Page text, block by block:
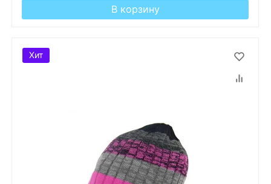
В корзину
Хит